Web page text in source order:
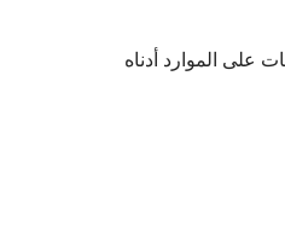
على الموارد أدناه